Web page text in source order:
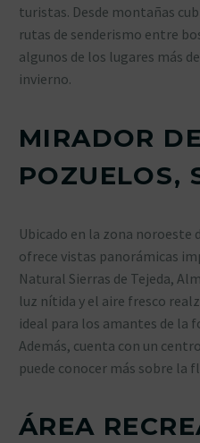
turistas. Desde montañas
rutas de senderismo entre
algunos de los lugares más
invierno.
MIRADOR
POZUELOS,
Ubicado en la zona noroeste
ofrece vistas panorámicas
Natural Sierras de Tejeda,
luz nítida y el aire fresco
ideal para los amantes de la
Además, cuenta con un
puede conocer más sobre la
ÁREA